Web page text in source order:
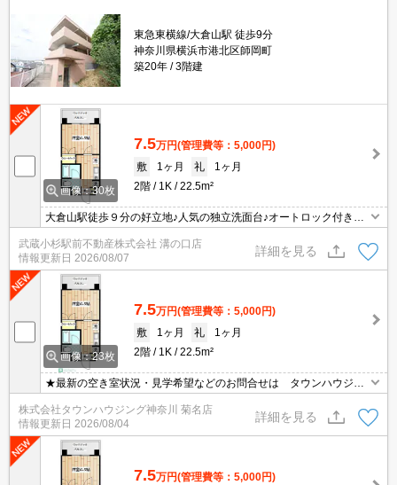
東急東横線/大倉山駅 徒歩9分
神奈川県横浜市港北区師岡町
築20年
3階建
画像：30枚
7.5万円(管理費等：5,000円)
敷
1ヶ月 礼
1ヶ月
2階
1K 22.5m²
大倉山駅徒歩９分の好立地♪人気の独立洗面台♪オートロック付きの
武蔵小杉駅前不動産株式会社 溝の口店
情報更新日 2026/08/07
詳細を見る
画像：23枚
7.5万円(管理費等：5,000円)
敷
1ヶ月 礼
1ヶ月
2階
1K 22.5m²
★最新の空き室状況・見学希望などのお問合せは タウンハウジン
株式会社タウンハウジング神奈川 菊名店
情報更新日 2026/08/04
詳細を見る
7.5万円(管理費等：5,000円)